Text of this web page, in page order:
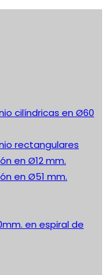
cilíndricas en Ø60
rectangulares
en Ø12 mm.
en Ø51 mm.
en espiral de